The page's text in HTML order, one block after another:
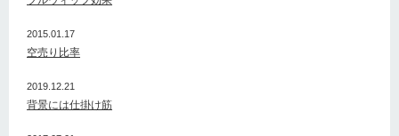
2015.01.17
空売り比率
2019.12.21
背景には仕掛け筋